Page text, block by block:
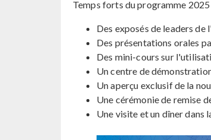
Temps forts du programme 2025
Des exposés de leaders
Des présentations orales
Des mini-cours sur
Un centre de
Un aperçu exclusif de la
Une cérémonie de remise
Une visite et un dîner dans